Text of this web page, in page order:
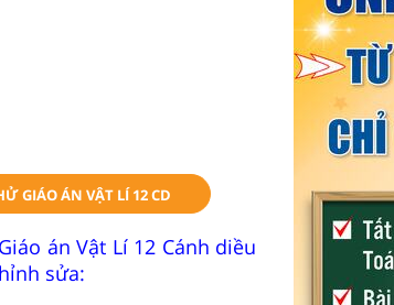
GIÁO ÁN VẬT LÍ 12 CD
án Vật Lí 12 Cánh diều
sửa: